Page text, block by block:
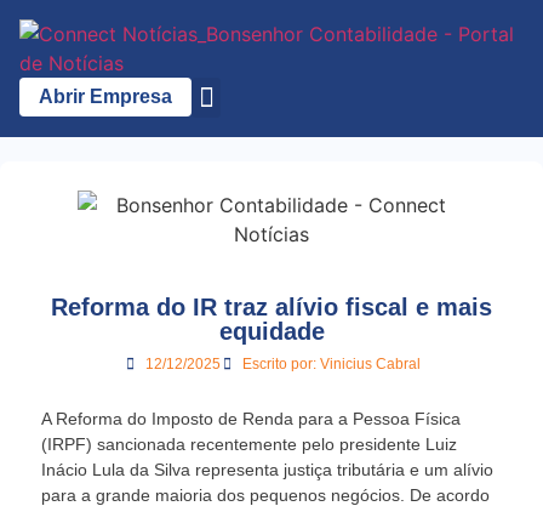
Abrir Empresa
Reforma do IR traz alívio fiscal e mais
equidade
12/12/2025 Escrito por:Vinicius Cabral
A Reforma do Imposto de Renda para a Pessoa Física
(IRPF) sancionada recentemente pelo presidente Luiz
Inácio Lula da Silva representa justiça tributária e um alívio
para a grande maioria dos pequenos negócios. De acordo